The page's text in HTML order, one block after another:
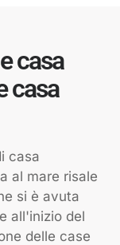
casa
casa
casa
al mare risale
si è avuta
all'inizio del
delle case